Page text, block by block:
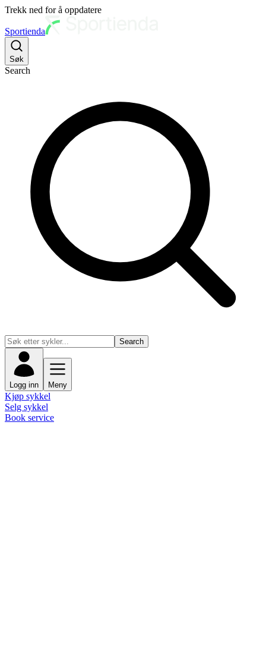
Trekk ned for å oppdatere
Sportienda
Søk
Search
Search
Logg inn Meny
Kjøp sykkel
Selg sykkel
Book service